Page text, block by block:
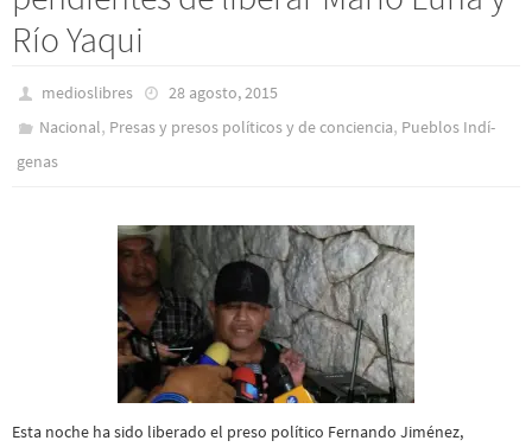
Río Yaqui
medioslibres
28 agosto, 2015
Nacional, Presas y presos polí­ticos y de conciencia, Pueblos Indí­
genas
Esta noche ha sido liberado el preso político Fernando Jiménez,